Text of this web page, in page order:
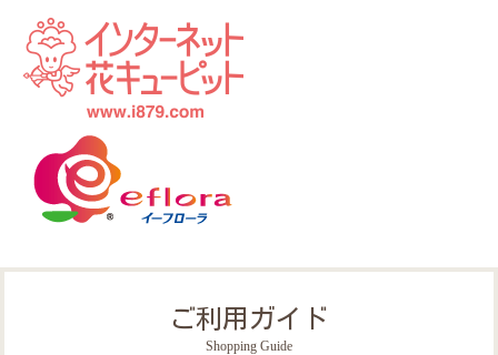
ご利用ガイド
Shopping Guide